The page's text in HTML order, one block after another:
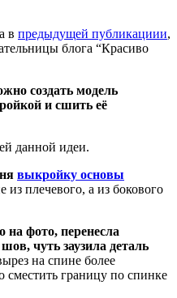
в предыдущей публикациии,
блога “Красиво
создать модель
и сшить её
данной идеи.
выкройку основы
из плечевого, а из бокового
на фото, перенесла
чуть заузила деталь
на спине более
границу по спинке